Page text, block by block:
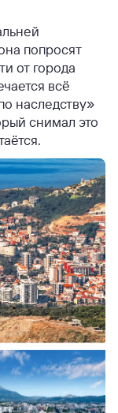
попросят
от города
всё
наследству»
снимал это